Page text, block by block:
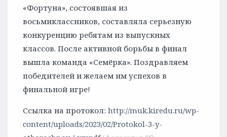
«Фортуна», состоявшая из
восьмиклассников, составляла серьезную
конкуренцию ребятам из выпускных
классов. После активной борьбы в финал
вышла команда «Семёрка». Поздравляем
победителей и желаем им успехов в
финальной игре!
Ссылка на протокол: http://muk.kiredu.ru/wp-
content/uploads/2023/02/Protokol-3-y-